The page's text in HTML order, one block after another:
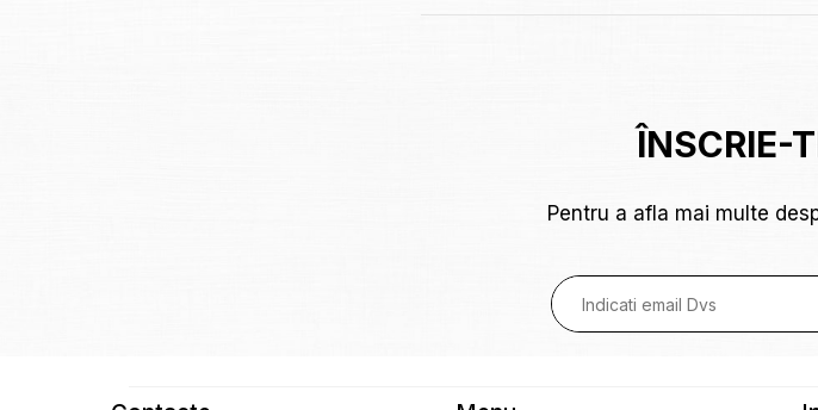
ÎNSCRIE-
Pentru a afla mai multe